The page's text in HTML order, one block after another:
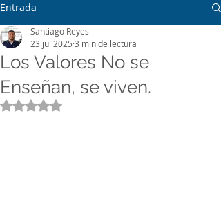
Entrada
Los Valores No se
Enseñan, se viven.
Santiago Reyes
23 jul 2025 3 min de lectura
Obtuvo NaN de 5 estrellas.